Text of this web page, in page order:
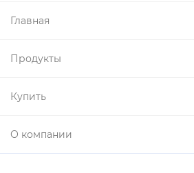
Главная
Продукты
Купить
О компании